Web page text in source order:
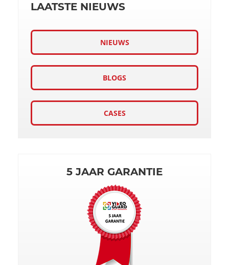
LAATSTE NIEUWS
NIEUWS
BLOGS
CASES
5 JAAR GARANTIE